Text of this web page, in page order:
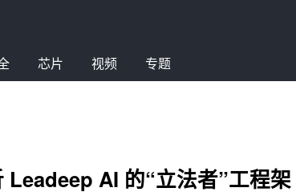
芯片 视频 专题
AI 的“立法者”工程架